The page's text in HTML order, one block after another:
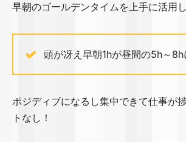
早朝のゴールデンタイムを上手に活用
頭が冴え早朝1hが昼間の5h～8h
ポジディブになるし集中できて仕事が
トなし！